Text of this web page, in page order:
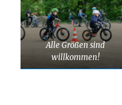
Alle Größen sind
willkommen!